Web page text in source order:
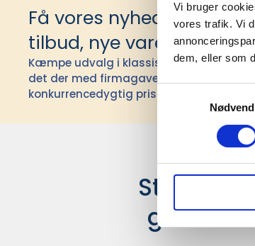
Vi bruger
vores trafik. Vi
dem, eller som
Få vores nyhedsbrev
tilbud, nye varer og
Kæmpe udvalg i klassiske og
det der med firmagaver, og har ydet
konkurrencedygtig pris siden 1991.
Stærke
giver